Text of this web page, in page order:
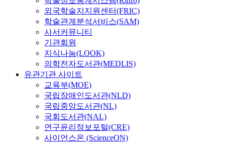
외국학술지지원센터(FRIC)
학술관계분석서비스(SAM)
사서커뮤니티
기관회원
지식나눔(LOOK)
의학전자도서관(MEDLIS)
유관기관 사이트
교육부(MOE)
국립장애인도서관(NLD)
국립중앙도서관(NL)
국회도서관(NAL)
연구윤리정보포털(CRE)
사이언스온 (ScienceON)